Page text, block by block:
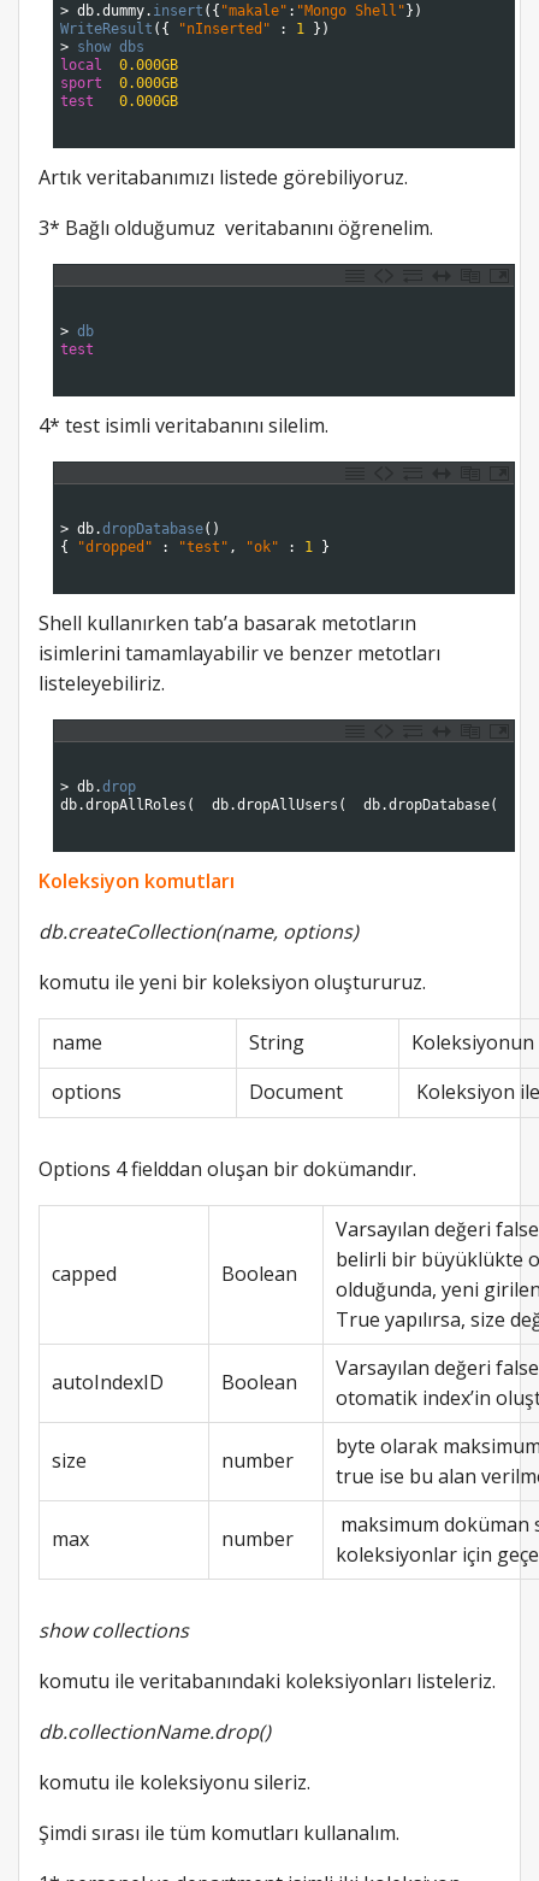
> db.dummy. insert ( { "makale" : "Mongo Shell"} )
WriteResult ( { "nInserted" : 1 } )
> show dbs
local
0.000GB
sport
0.000GB
test
0.000GB
Artık veritabanımızı listede görebiliyoruz.
3* Bağlı olduğumuz veritabanını öğrenelim.
> db
test
4* test isimli veritabanını silelim.
> db.dropDatabase( )
{
"dropped" : "test" , "ok" : 1 }
Shell kullanırken tab’a basarak metotların
isimlerini tamamlayabilir ve benzer metotları
listeleyebiliriz.
> db.drop
db.dropAllRoles ( db.dropAllUsers ( db.dropDatabase(
Koleksiyon komutları
db.createCollection(name, options)
komutu ile yeni bir koleksiyon oluştururuz.
name String
Koleksiyonun
options
Document Koleksiyon
Options 4 fielddan oluşan bir dokümandır.
capped Boolean
Varsayılan değeri
belirli bir büyüklükte
olduğunda, yeni
True yapılırsa, size
autoIndexID Boolean
Varsayılan değeri
otomatik index’in
size number
byte olarak
true ise bu alan
max number
maksimum doküman
koleksiyonlar için
show collections
komutu ile veritabanındaki koleksiyonları listeleriz.
db.collectionName.drop()
komutu ile koleksiyonu sileriz.
Şimdi sırası ile tüm komutları kullanalım.